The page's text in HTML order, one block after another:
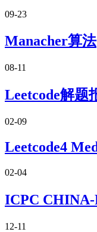
09-23
Manacher算法
08-11
Leetcode解题
02-09
Leetcode4
02-04
ICPC
12-11